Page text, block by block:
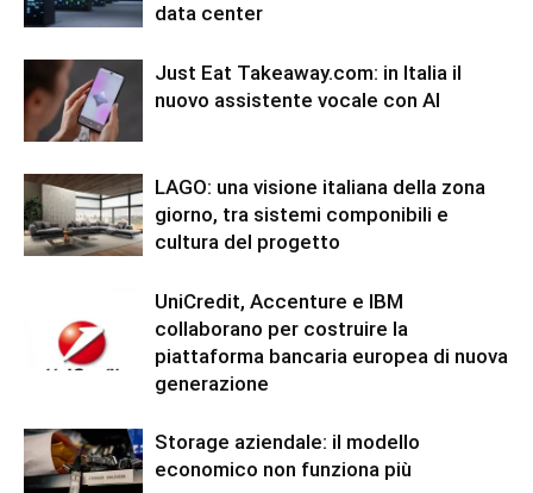
data center
Just Eat Takeaway.com: in Italia il
nuovo assistente vocale con AI
LAGO: una visione italiana della zona
giorno, tra sistemi componibili e
cultura del progetto
UniCredit, Accenture e IBM
collaborano per costruire la
piattaforma bancaria europea di nuova
generazione
Storage aziendale: il modello
economico non funziona più